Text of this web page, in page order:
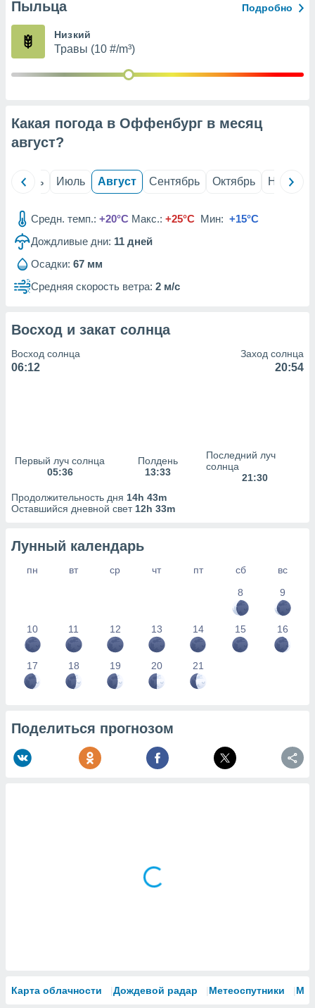
из
рекламы
сведения
наших 1199
Пыльца Подробно
Низкий
Травы (10 #/m³)
Какая погода в Оффенбург в месяц
август?
Июнь Июль Август Сентябрь Октябрь Ноябрь
Средн. темп.: +20°C Макс.: +25°C Мин: +15°C
Дождливые дни: 11 дней
Осадки: 67 мм
Средняя скорость ветра: 2 м/с
Восход и закат солнца
Восход солнца
06:12
Заход солнца
20:54
Первый луч солнца
05:36
Полдень
13:33
Последний луч
солнца
21:30
Продолжительность дня 14h 43m
Оставшийся дневной свет 12h 33m
Лунный календарь
пн вт ср чт пт сб
вс
8
9
10 11 12 13 14 15 16
17 18 19 20 21
Поделиться прогнозом
Карта облачности Дождевой радар Метеоспутники